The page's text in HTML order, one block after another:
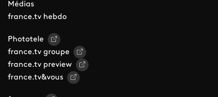
Médias
france.tv hebdo
Phototele
france.tv groupe
france.tv preview
france.tv&vous